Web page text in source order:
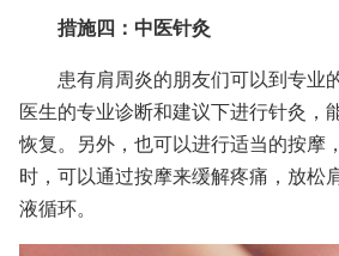
措施四：中医针灸
患有肩周炎的朋友们可以到专业
医生的专业诊断和建议下进行针灸，
恢复。另外，也可以进行适当的按摩
时，可以通过按摩来缓解疼痛，放松
液循环。